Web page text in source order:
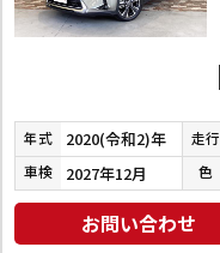
年式 2020(令和2)年 走行
車検 2027年12月 色
お問い合わせ